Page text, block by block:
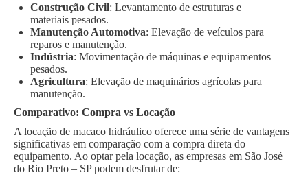
Construção Civil: Levantamento de estruturas e
materiais pesados.
Manutenção Automotiva: Elevação de veículos para
reparos e manutenção.
Indústria: Movimentação de máquinas e equipamentos
pesados.
Agricultura: Elevação de maquinários agrícolas para
manutenção.
Comparativo: Compra vs Locação
A locação de macaco hidráulico oferece uma série de vantagens
significativas em comparação com a compra direta do
equipamento. Ao optar pela locação, as empresas em São José
do Rio Preto – SP podem desfrutar de: